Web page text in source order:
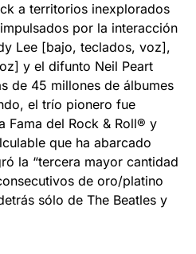
a territorios inexplorados
por la interacción
Lee [bajo, teclados, voz],
y el difunto Neil Peart
de 45 millones de álbumes
el trío pionero fue
Fama del Rock & Roll® y
que ha abarcado
la “tercera mayor cantidad
de oro/platino
sólo de The Beatles y